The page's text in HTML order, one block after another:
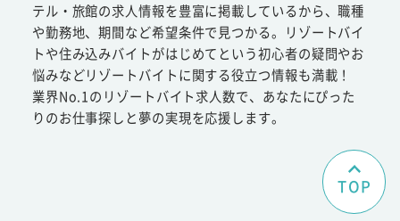
テル・旅館の求人情報を豊富に掲載しているから、職種
や勤務地、期間など希望条件で見つかる。リゾートバイ
トや住み込みバイトがはじめてという初心者の疑問やお
悩みなどリゾートバイトに関する役立つ情報も満載！
業界No.1のリゾートバイト求人数で、あなたにぴった
りのお仕事探しと夢の実現を応援します。
TOP